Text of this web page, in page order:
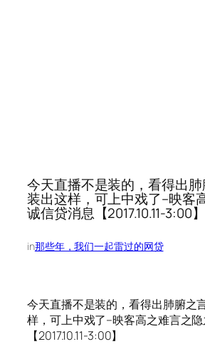
今天直播不是装的，看得出
装出这样，可上中戏了–映客
诚信贷消息【2017.10.11-3:00】
in那些年，我们一起雷过的网贷
今天直播不是装的，看得出肺腑之
样，可上中戏了–映客高之难言之
【2017.10.11-3:00】